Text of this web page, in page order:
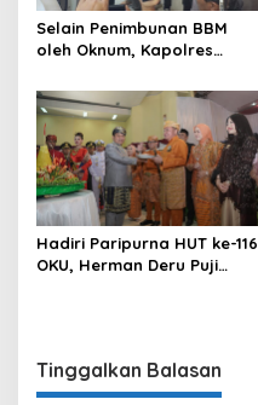
Selain Penimbunan BBM
oleh Oknum, Kapolres
Kurang, Pertamina Patra
Niaga Bungkam
Hadiri Paripurna HUT ke-116
OKU, Herman Deru Puji
Tinggalkan Balasan